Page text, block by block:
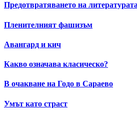
Предотвратяването на литературата
Пленителният фашизъм
Авангард и кич
Какво означава класическо?
В очакване на Годо в Сараево
Умът като страст